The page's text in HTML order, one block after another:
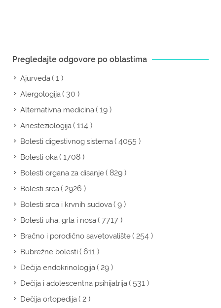
Pregledajte odgovore po oblastima
Ajurveda( 1 )
Alergologija( 30 )
Alternativna medicina( 19 )
Anesteziologija( 114 )
Bolesti digestivnog sistema( 4055 )
Bolesti oka( 1708 )
Bolesti organa za disanje( 829 )
Bolesti srca( 2926 )
Bolesti srca i krvnih sudova( 9 )
Bolesti uha, grla i nosa( 7717 )
Bračno i porodično savetovalište( 254 )
Bubrežne bolesti( 611 )
Dečija endokrinologija( 29 )
Dečija i adolescentna psihijatrija( 531 )
Dečija ortopedija( 2 )